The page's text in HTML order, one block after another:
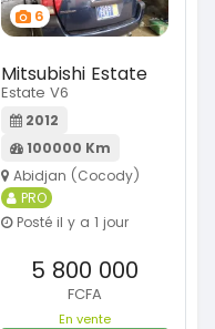
6
Mitsubishi Estate
Estate V6
2012
100000 Km
Abidjan (Cocody)
PRO
Posté il y a 1 jour
5 800 000
FCFA
En vente